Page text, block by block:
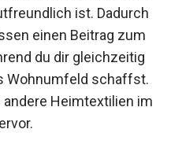
ist. Dadurch
einen Beitrag zum
du dir gleichzeitig
Wohnumfeld schaffst.
Heimtextilien im